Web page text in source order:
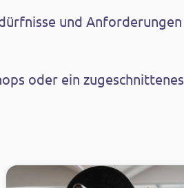
und Anforderungen
oder ein zugeschnittenes